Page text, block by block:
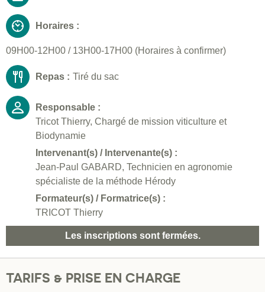
Horaires :
09H00-12H00 / 13H00-17H00 (Horaires à confirmer)
Repas : Tiré du sac
Responsable :
Tricot Thierry, Chargé de mission viticulture et
Biodynamie
Intervenant(s) / Intervenante(s) :
Jean-Paul GABARD, Technicien en agronomie
spécialiste de la méthode Hérody
Formateur(s) / Formatrice(s) :
TRICOT Thierry
Les inscriptions sont fermées.
TARIFS & PRISE EN CHARGE